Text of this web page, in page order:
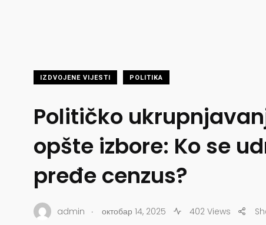
IZDVOJENE VIJESTI POLITIKA
Političko
opšte izbore: Ko se
pređe cenzus?
admin . октобар 14, 2025 402 Views